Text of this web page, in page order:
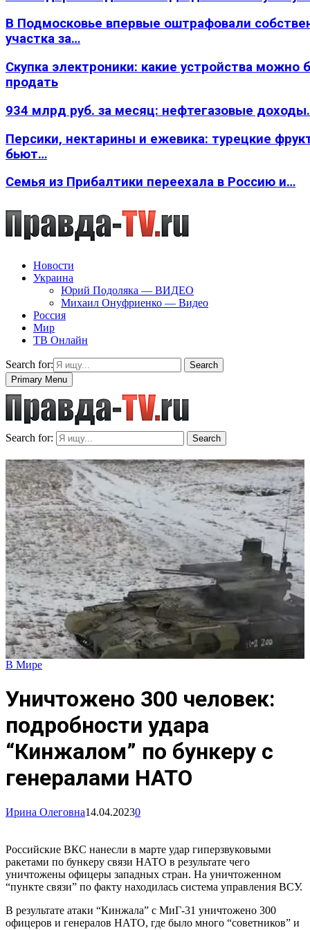
В Подмосковье впервые оштрафовали
участка за…
Скупка электроники: какие устройства можно
продать
934 млрд руб. за месяц: нефтегазовые
Персики, нектарины и ежевика: турецкие
бьют…
Семья из Прибалтики переехала в Россию и…
Новости
Украина
Юрий Подоляка — ВИДЕО
Михаил Онуфриенко — Видео
Россия
Мир
ТВ Онлайн
Search for:
Search
Primary Menu
Search for: Search
В Мире
Уничтожено 300 человек:
подробности удара
“Кинжалом” по бункеру с
генералами НАТО
Ирина Олеговна14.04.20230
Российские ВКС нанесли в марте удар гиперзвуковыми
ракетами по бункеру связи НАТО в результате чего
уничтожены офицеры западных стран. На уничтоженном
“пункте связи” по факту находилась система управления ВСУ.
В результате атаки “Кинжала” с МиГ-31 уничтожено 300
офицеров и генералов НАТО, где было много “советников” и